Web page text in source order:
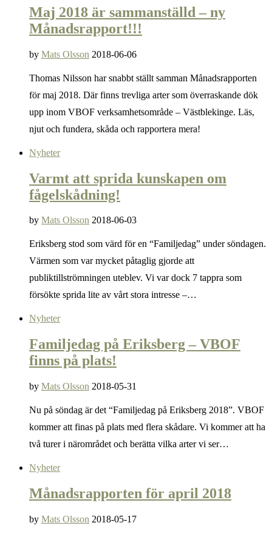
Maj 2018 är sammanställd – ny
Månadsrapport!!!
by Mats Olsson 2018-06-06
Thomas Nilsson har snabbt ställt samman Månadsrapporten
för maj 2018. Där finns trevliga arter som överraskande dök
upp inom VBOF verksamhetsområde – Västblekinge. Läs,
njut och fundera, skåda och rapportera mera!
Nyheter
Varmt att sprida kunskapen om
fågelskådning!
by Mats Olsson 2018-06-03
Eriksberg stod som värd för en “Familjedag” under söndagen.
Värmen som var mycket påtaglig gjorde att
publiktillströmningen uteblev. Vi var dock 7 tappra som
försökte sprida lite av vårt stora intresse –…
Nyheter
Familjedag på Eriksberg – VBOF
finns på plats!
by Mats Olsson 2018-05-31
Nu på söndag är det “Familjedag på Eriksberg 2018”. VBOF
kommer att finas på plats med flera skådare. Vi kommer att ha
två turer i närområdet och berätta vilka arter vi ser…
Nyheter
Månadsrapporten för april 2018
by Mats Olsson 2018-05-17